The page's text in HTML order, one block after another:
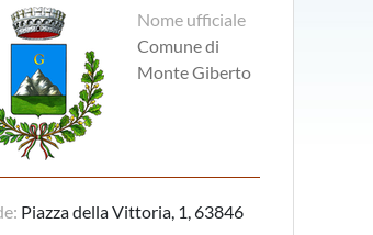
Nome ufficiale
Comune di
Monte Giberto
Piazza della Vittoria, 1, 63846